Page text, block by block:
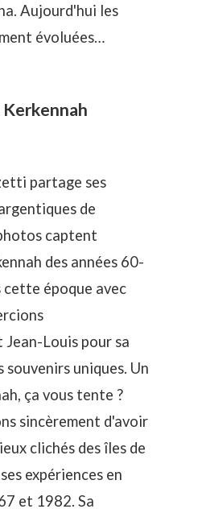
Aujourd'hui les
évoluées…
Kerkennah
partage ses
de
captent
des années 60-
cette époque avec
Jean-Louis pour sa
uniques. Un
ça vous tente ?
sincèrement d'avoir
clichés des îles de
expériences en
et 1982. Sa